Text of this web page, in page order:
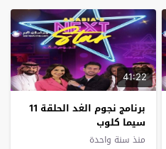
41:22
برنامج نجوم الغد الحلقة 11
سيما كلوب
منذ سنة واحدة